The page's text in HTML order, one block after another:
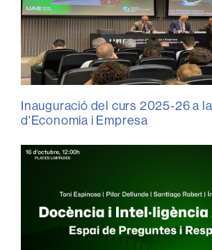
Inauguració del curs 2025-26 a
d'Economia i Empresa